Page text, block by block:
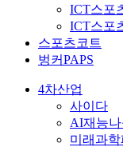
ICT스포
ICT스포
스포츠코트
벙커PAPS
4차산업
사이다
AI재능
미래과